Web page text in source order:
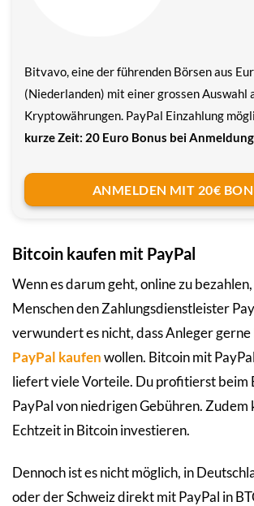
Bitvavo, eine der führenden Börsen aus
(Niederlanden) mit einer grossen Auswahl
Kryptowährungen. PayPal Einzahlung
kurze Zeit: 20 Euro Bonus bei
ANMELDEN MIT 20€
Bitcoin kaufen mit PayPal
Wenn es darum geht, online zu
Menschen den Zahlungsdienstleister
verwundert es nicht, dass Anleger gerne
PayPal kaufenwollen. Bitcoin mit
liefert viele Vorteile. Du profitierst beim
PayPal von niedrigen Gebühren. Zudem
Echtzeit in Bitcoin investieren.
Dennoch ist es nicht möglich, in
oder der Schweiz direkt mit PayPal in